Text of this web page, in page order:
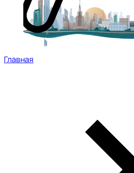
Главная